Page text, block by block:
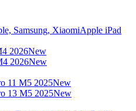
Apple iPad
2026New
2026New
11 M5 2025New
13 M5 2025New